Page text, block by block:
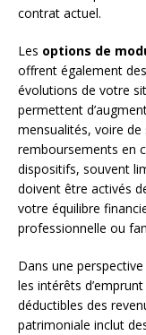
contrat actuel.
Les options de
offrent également
évolutions de votre
permettent
mensualités, voire
remboursements en
dispositifs, souvent
doivent être activés
votre équilibre
professionnelle ou
Dans une
les intérêts
déductibles des
patrimoniale inclut